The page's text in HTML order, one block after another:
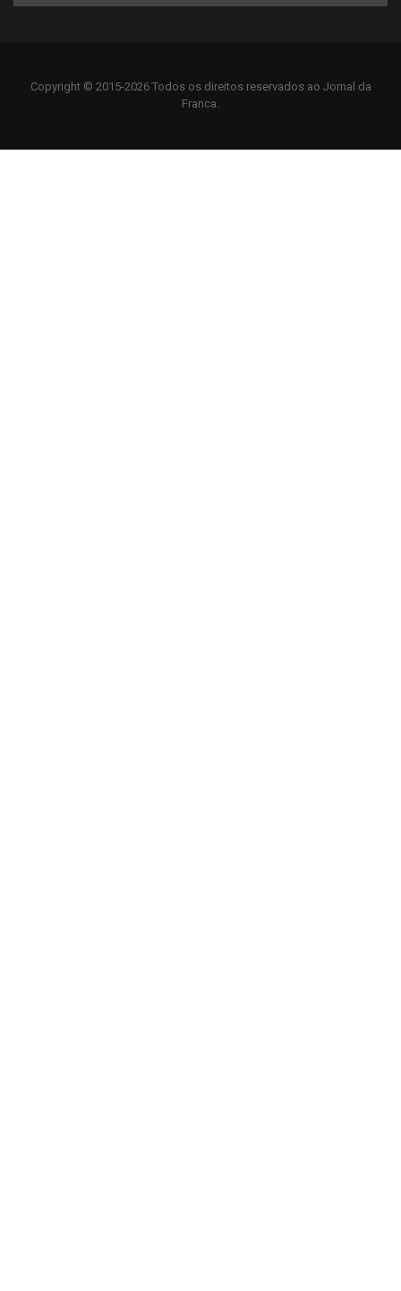
Copyright © 2015-2026 Todos os direitos reservados ao Jornal da
Franca.